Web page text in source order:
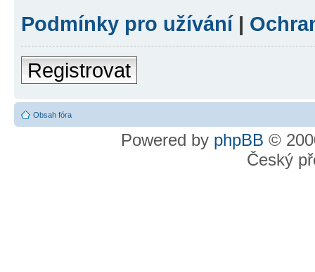
Podmínky pro užívání|
Registrovat
Obsah fóra
Powered by phpBB ©
Český